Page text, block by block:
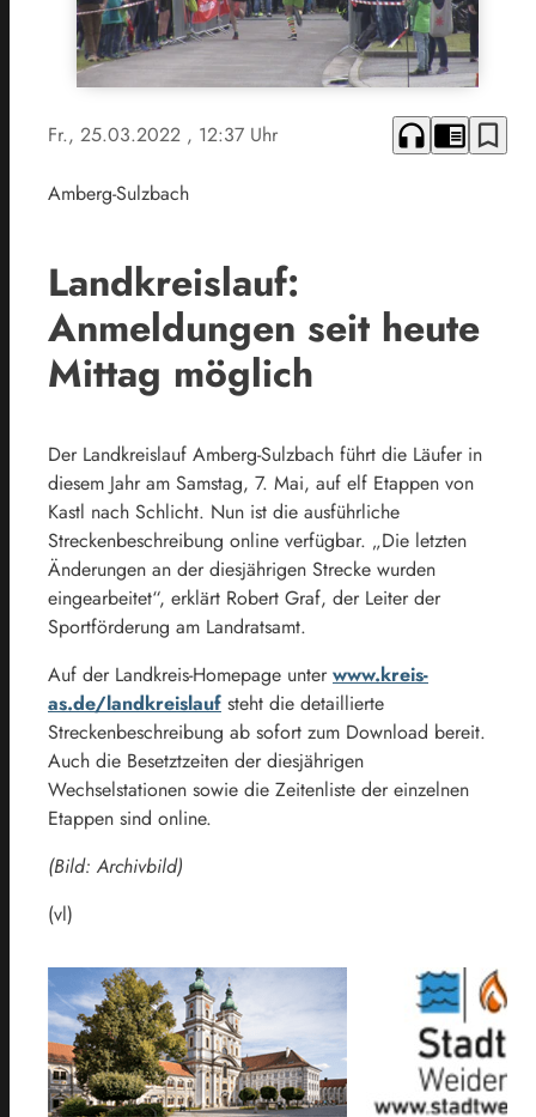
Fr., 25.03.2022 , 12:37 Uhr headphones chrome_reader_mode bookmark_border
Amberg-Sulzbach
Landkreislauf:
Anmeldungen seit heute
Mittag möglich
Der Landkreislauf Amberg-Sulzbach führt die Läufer in
diesem Jahr am Samstag, 7. Mai, auf elf Etappen von
Kastl nach Schlicht. Nun ist die ausführliche
Streckenbeschreibung online verfügbar. „Die letzten
Änderungen an der diesjährigen Strecke wurden
eingearbeitet“, erklärt Robert Graf, der Leiter der
Sportförderung am Landratsamt.
Auf der Landkreis-Homepage unter www.kreis-
as.de/landkreislauf steht die detaillierte
Streckenbeschreibung ab sofort zum Download bereit.
Auch die Besetztzeiten der diesjährigen
Wechselstationen sowie die Zeitenliste der einzelnen
Etappen sind online.
(Bild: Archivbild)
(vl)